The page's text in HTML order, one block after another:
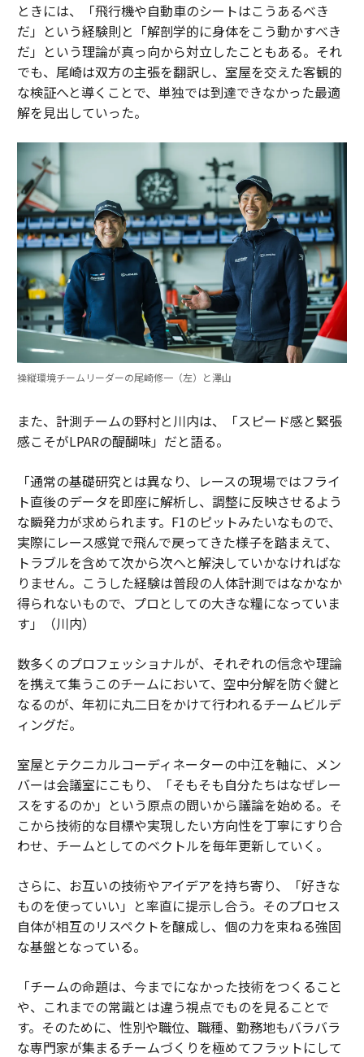
ときには、「飛行機や自動車のシートはこうあるべき
だ」という経験則と「解剖学的に身体をこう動かすべき
だ」という理論が真っ向から対立したこともある。それ
でも、尾崎は双方の主張を翻訳し、室屋を交えた客観的
な検証へと導くことで、単独では到達できなかった最適
解を見出していった。
操縦環境チームリーダーの尾崎修一（左）と澤山
また、計測チームの野村と川内は、「スピード感と緊張
感こそがLPARの醍醐味」だと語る。
「通常の基礎研究とは異なり、レースの現場ではフライ
ト直後のデータを即座に解析し、調整に反映させるよう
な瞬発力が求められます。F1のピットみたいなもので、
実際にレース感覚で飛んで戻ってきた様子を踏まえて、
トラブルを含めて次から次へと解決していかなければな
りません。こうした経験は普段の人体計測ではなかなか
得られないもので、プロとしての大きな糧になっていま
す」（川内）
数多くのプロフェッショナルが、それぞれの信念や理論
を携えて集うこのチームにおいて、空中分解を防ぐ鍵と
なるのが、年初に丸二日をかけて行われるチームビルデ
ィングだ。
室屋とテクニカルコーディネーターの中江を軸に、メン
バーは会議室にこもり、「そもそも自分たちはなぜレー
スをするのか」という原点の問いから議論を始める。そ
こから技術的な目標や実現したい方向性を丁寧にすり合
わせ、チームとしてのベクトルを毎年更新していく。
さらに、お互いの技術やアイデアを持ち寄り、「好きな
ものを使っていい」と率直に提示し合う。そのプロセス
自体が相互のリスペクトを醸成し、個の力を束ねる強固
な基盤となっている。
「チームの命題は、今までになかった技術をつくること
や、これまでの常識とは違う視点でものを見ることで
す。そのために、性別や職位、職種、勤務地もバラバラ
な専門家が集まるチームづくりを極めてフラットにして